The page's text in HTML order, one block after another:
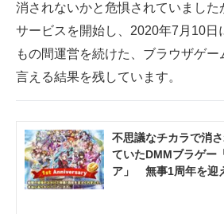
建設×テクノロジーの最前線
消されないかと危惧されていました
サービスを開始し、2020年7月10日
もの間運営を続けた、ブラウザゲー
言える結果を残しています。
不思議なチカラで消
ていたDMMブラゲー
ア」 無事1周年を迎